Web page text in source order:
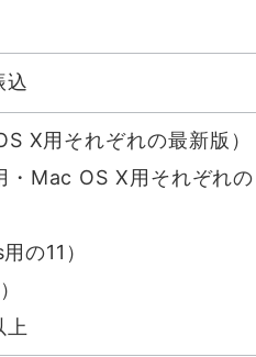
込
X用それぞれの最新版）
Mac OS X用それぞれの
の11）